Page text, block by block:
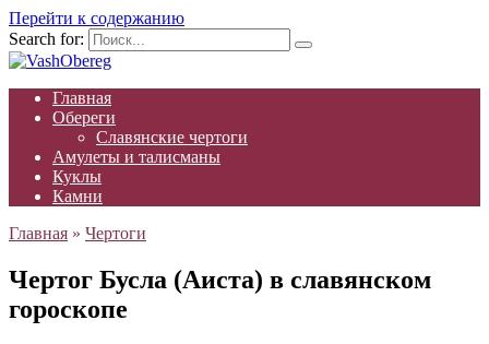
Перейти к содержанию
Search for:
Главная
Обереги
Славянские чертоги
Амулеты и талисманы
Куклы
Камни
Главная » Чертоги
Чертог Бусла (Аиста) в славянском
гороскопе